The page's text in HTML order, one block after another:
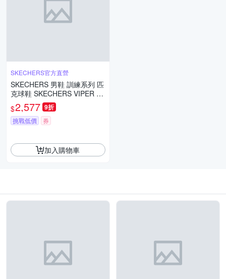
SKECHERS官方直營
SKECHERS 男鞋 訓練系列 匹
克球鞋 SKECHERS VIPER C
OURT RALLY - 246110WHT
$2,577 9折
挑戰低價 券
加入購物車